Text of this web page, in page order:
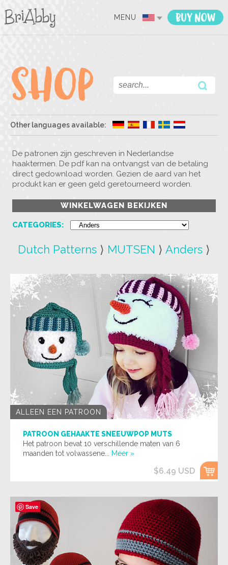
MENU
Other languages available:
De patronen zijn geschreven in Nederlandse
haaktermen. De pdf kan na ontvangst van de betaling
direct gedownload worden. Gezien de aard van het
produkt kan er geen geld geretourneerd worden.
WINKELWAGEN BEKIJKEN
CATEGORIES:
Dutch Patterns⟩ MUTSEN ⟩ Anders⟩
ALLEEN EEN PATROON
PATROON GEHAAKTE SNEEUWPOP MUTS
Het patroon bevat 10 verschillende maten van 6
maanden tot volwassene... Meer »
$6.49 USD
Save